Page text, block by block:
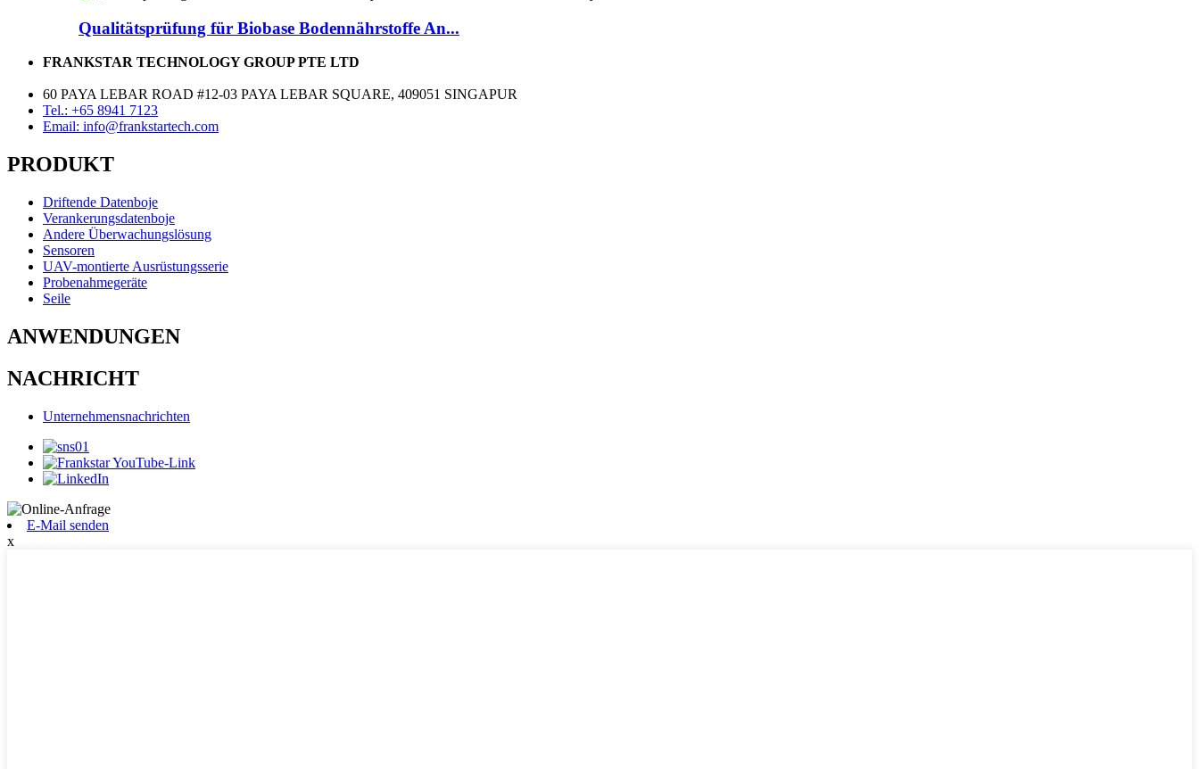
Qualitätsprüfung für Biobase Bodennährstoffe An...
FRANKSTAR TECHNOLOGY GROUP PTE LTD
60 PAYA LEBAR ROAD #12-03 PAYA LEBAR SQUARE, 409051 SINGAPUR
Tel.: +65 8941 7123
Email: info@frankstartech.com
PRODUKT
Driftende Datenboje
Verankerungsdatenboje
Andere Überwachungslösung
Sensoren
UAV-montierte Ausrüstungsserie
Probenahmegeräte
Seile
ANWENDUNGEN
NACHRICHT
Unternehmensnachrichten
E-Mail senden
x